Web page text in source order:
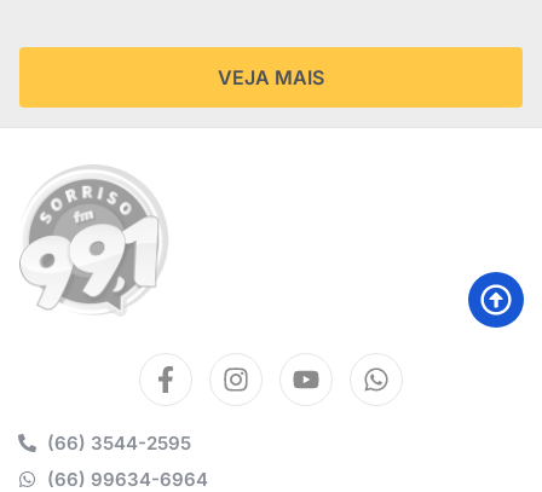
VEJA MAIS
(66) 3544-2595
(66) 99634-6964